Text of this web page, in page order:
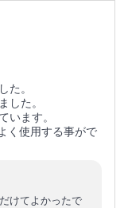
た。
した。
います。
く使用する事がで
けてよかったで